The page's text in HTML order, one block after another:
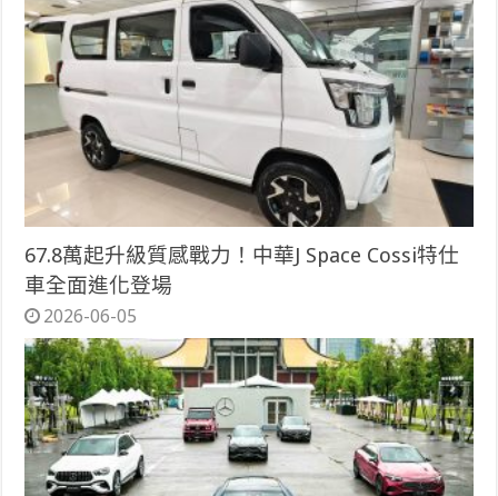
67.8萬起升級質感戰力！中華J Space Cossi特仕
車全面進化登場
2026-06-05